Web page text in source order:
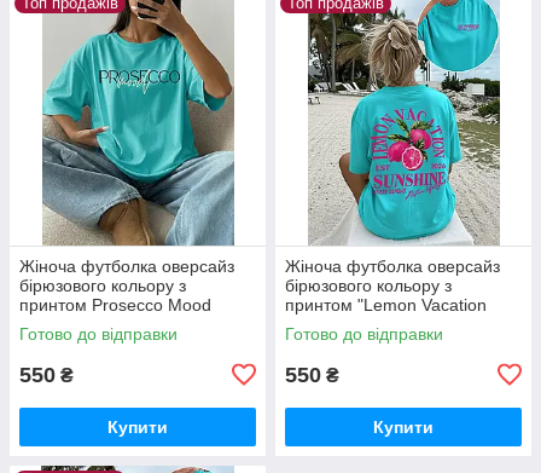
Жіноча футболка оверсайз
бірюзового кольору з
принтом Prosecco Mood
Готово до відправки
550 ₴
Купити
Жіноча футболка оверсайз
бірюзового кольору з
принтом "Lemon Vacation
Sunshine"
Готово до відправки
550 ₴
Купити